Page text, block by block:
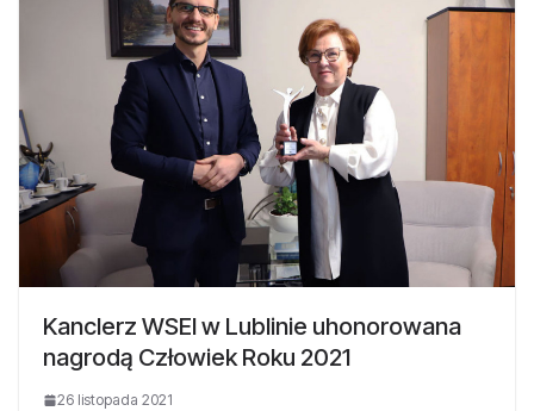
Kanclerz WSEI w Lublinie uhonorowana
nagrodą Człowiek Roku 2021
26 listopada 2021